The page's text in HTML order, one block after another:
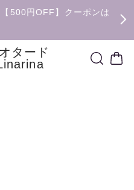
500円OFF】クーポンは
タード